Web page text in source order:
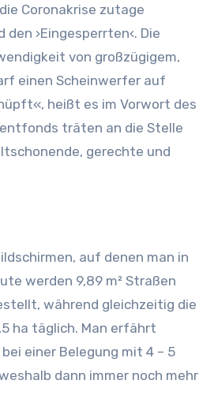
Coronakrise zutage
›Eingesperrten‹. Die
von großzügigem,
einen Scheinwerfer auf
heißt es im Vorwort des
träten an die Stelle
gerechte und
auf denen man in
werden 9,89 m² Straßen
während gleichzeitig die
ha täglich. Man erfährt
einer Belegung mit 4 – 5
dann immer noch mehr